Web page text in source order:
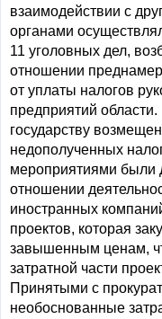
взаимодействии с
органами
11 уголовных дел,
отношении
от уплаты налогов
предприятий
государству
недополученных
мероприятиями были
отношении
иностранных
проектов, которая
завышенным ценам,
затратной части
Принятыми с
необоснованные